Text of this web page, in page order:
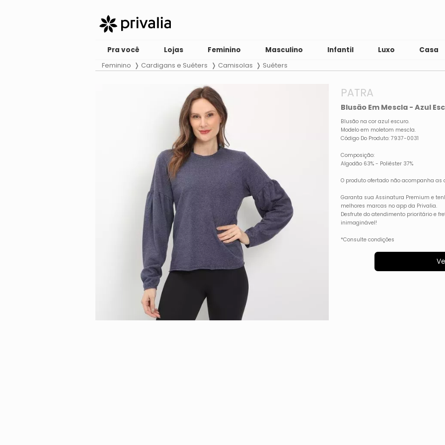
Pra você Lojas Feminino Masculino Infantil Luxo Casa
Feminino Cardigans e Suéters Camisolas Suéters
PATRA
Blusão Em Mescla - Azul
Blusão na cor azul escuro.
Modelo em moletom mescla.
Código Do Produto: 7937-0031
Composição:
Algodão 63% - Poliéster 37%
O produto ofertado não acompanha as
Garanta sua Assinatura Premium e
melhores marcas no app da Privalia.
Desfrute do atendimento prioritário e
inimaginável!
*Consulte condições